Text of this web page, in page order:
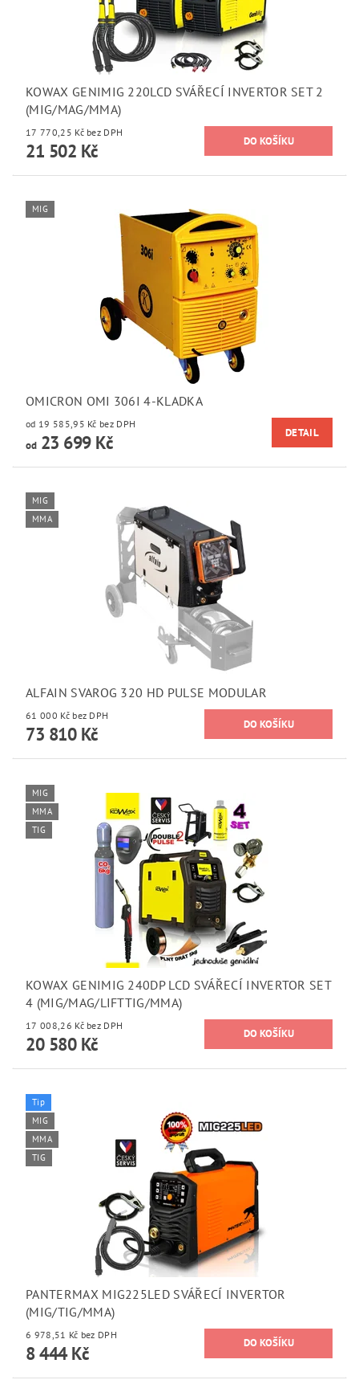
KOWAX GENIMIG 220LCD SVÁŘECÍ INVERTOR SET 2
(MIG/MAG/MMA)
17 770,25 Kč bez DPH
21 502 Kč
MIG
OMICRON OMI 306I 4-KLADKA
od 19 585,95 Kč bez DPH
od23 699 Kč DETAIL
MIG
MMA
ALFAIN SVAROG 320 HD PULSE MODULAR
61 000 Kč bez DPH
73 810 Kč
MIG
MMA
TIG
KOWAX GENIMIG 240DP LCD SVÁŘECÍ INVERTOR SET
4 (MIG/MAG/LIFTTIG/MMA)
17 008,26 Kč bez DPH
20 580 Kč
Tip
MIG
MMA
TIG
PANTERMAX MIG225LED SVÁŘECÍ INVERTOR
(MIG/TIG/MMA)
6 978,51 Kč bez DPH
8 444 Kč